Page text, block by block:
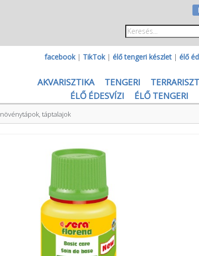
facebook| TikTok| élő tengeri készlet | élő
AKVARISZTIKA TENGERI
ÉLŐ ÉDESVÍZI
ÉLŐ TENGERI
növénytápok, táptalajok